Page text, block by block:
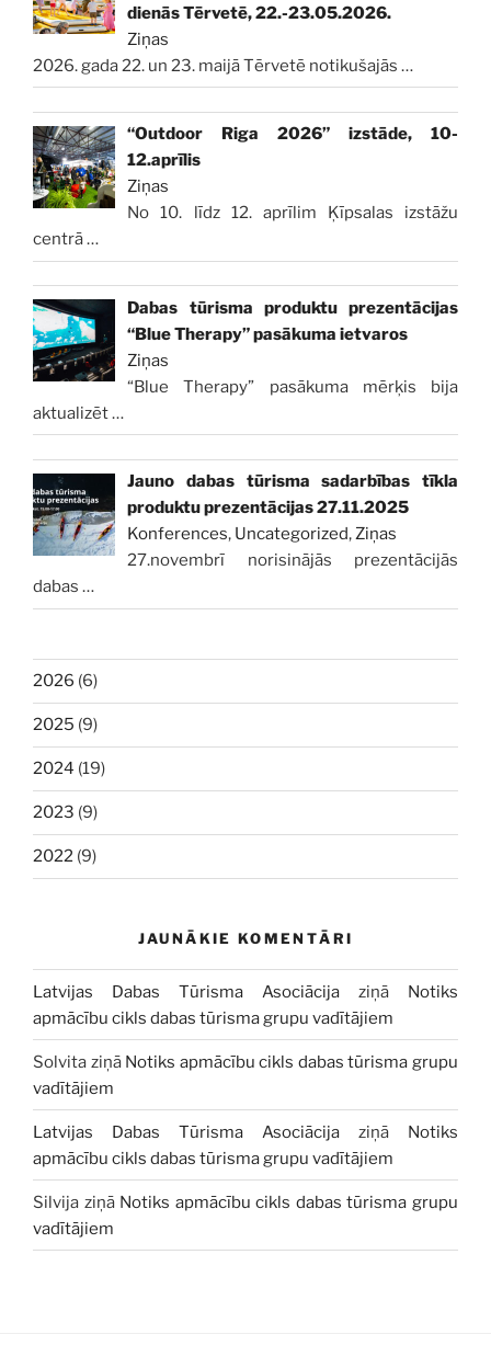
dienās Tērvetē, 22.-23.05.2026.
Ziņas
2026. gada 22. un 23. maijā Tērvetē notikušajās …
“Outdoor Riga 2026” izstāde, 10-
12.aprīlis
Ziņas
No 10. līdz 12. aprīlim Ķīpsalas izstāžu
centrā…
Dabas tūrisma produktu prezentācijas
“Blue Therapy” pasākuma ietvaros
Ziņas
“Blue Therapy” pasākuma mērķis bija
aktualizēt…
Jauno dabas tūrisma sadarbības tīkla
produktu prezentācijas 27.11.2025
Konferences, Uncategorized,Ziņas
27.novembrī norisinājās prezentācijās
dabas …
2026 (6)
2025 (9)
2024 (19)
2023 (9)
2022 (9)
JAUNĀKIE KOMENTĀRI
Latvijas Dabas Tūrisma Asociācija ziņā Notiks
apmācību cikls dabas tūrisma grupu vadītājiem
Solvita ziņā Notiks apmācību cikls dabas tūrisma grupu
vadītājiem
Latvijas Dabas Tūrisma Asociācija ziņā Notiks
apmācību cikls dabas tūrisma grupu vadītājiem
Silvija ziņā Notiks apmācību cikls dabas tūrisma grupu
vadītājiem